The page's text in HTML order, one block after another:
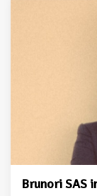
Brunori SAS